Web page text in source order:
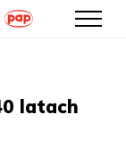
latach